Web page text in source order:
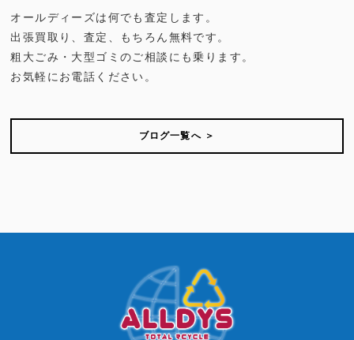
オールディーズは何でも査定します。
出張買取り、査定、もちろん無料です。
粗大ごみ・大型ゴミのご相談にも乗ります。
お気軽にお電話ください。
ブログ一覧へ ＞